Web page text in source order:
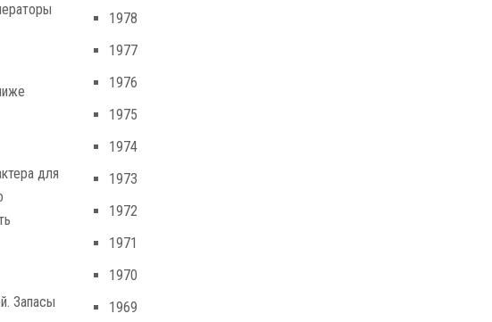
для
Запасы
1978
1977
1976
1975
1974
1973
1972
1971
1970
1969